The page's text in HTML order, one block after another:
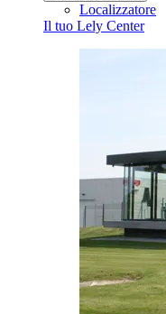
Localizzatore
Il tuo Lely Center